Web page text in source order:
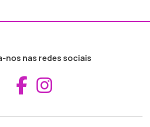
nos nas redes sociais
Aceder ao